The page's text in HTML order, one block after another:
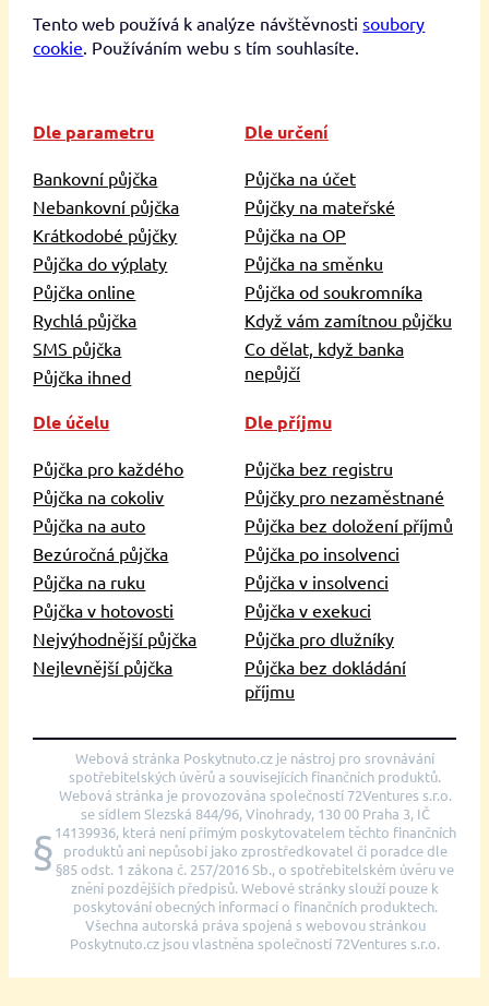
Tento web používá k analýze návštěvnostisoubory
cookie . Používáním webu s tím souhlasíte.
Dle parametru
Bankovní půjčka
Nebankovní půjčka
Krátkodobé půjčky
Půjčka do výplaty
Půjčka online
Rychlá půjčka
SMS půjčka
Půjčka ihned
Dle určení
Půjčka na účet
Půjčky na mateřské
Půjčka na OP
Půjčka na směnku
Půjčka od soukromníka
Když vám zamítnou půjčku
Co dělat, když banka
nepůjčí
Dle účelu
Půjčka pro každého
Půjčka na cokoliv
Půjčka na auto
Bezúročná půjčka
Půjčka na ruku
Půjčka v hotovosti
Nejvýhodnější půjčka
Nejlevnější půjčka
Dle příjmu
Půjčka bez registru
Půjčky pro nezaměstnané
Půjčka bez doložení příjmů
Půjčka po insolvenci
Půjčka v insolvenci
Půjčka v exekuci
Půjčka pro dlužníky
Půjčka bez dokládání
příjmu
§
Webová stránka Poskytnuto.cz je nástroj pro srovnávání
spotřebitelských úvěrů a souvisejících finančních produktů.
Webová stránka je provozována společností 72Ventures s.r.o.
se sídlem Slezská 844/96, Vinohrady, 130 00 Praha 3, IČ
14139936, která není přímým poskytovatelem těchto finančních
produktů ani nepůsobí jako zprostředkovatel či poradce dle
§85 odst. 1 zákona č. 257/2016 Sb., o spotřebitelském úvěru ve
znění pozdějších předpisů. Webové stránky slouží pouze k
poskytování obecných informací o finančních produktech.
Všechna autorská práva spojená s webovou stránkou
Poskytnuto.cz jsou vlastněna společností 72Ventures s.r.o.